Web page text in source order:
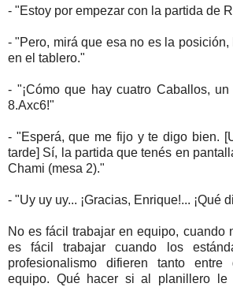
- "Estoy por empezar con la partida de
- "Pero, mirá que esa no es la
en el tablero."
- "¡Cómo que hay cuatro Caballos,
8.Axc6!"
- "Esperá, que me fijo y te digo bien.
tarde] Sí, la partida que tenés en
Chami (mesa 2)."
- "Uy uy uy... ¡Gracias, Enrique!... ¡Qué
No es fácil trabajar en equipo, cuando
es fácil trabajar cuando los
profesionalismo difieren tanto entre
equipo. Qué hacer si al planillero le